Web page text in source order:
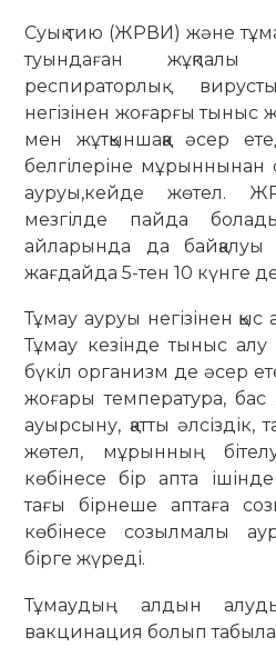
Суық тию (ЖРВИ) және
туындаған
респираторлық
негізінен жоғарғы
мен жұтқыншаққа әсер
белгілеріне мұрыннынан
ауруы,кейде жөтел.
мезгілде пайда
айларында да
жағдайда 5-тен 10 күнге
Тұмау ауруы негізінен
Тұмау кезінде тыныс
бүкіл организм де әсер
жоғары температура, бас
ауырсыну, қатты әлсіздік,
жөтел, мұрынның
көбінесе бір апта
тағы бірнеше аптаға
көбінесе созылмалы
бірге жүреді.
Тұмаудың алдын
вакцинация болып